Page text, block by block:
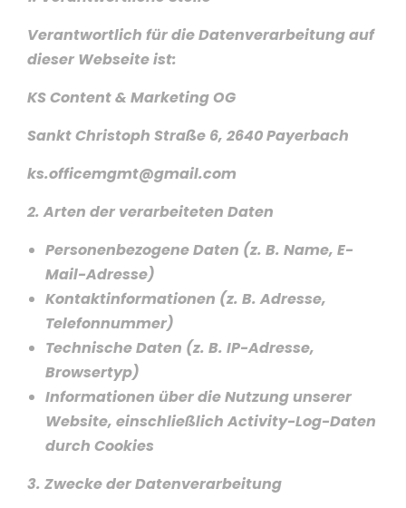
Verantwortlich für die Datenverarbeitung auf
dieser Webseite ist:
KS Content & Marketing OG
Sankt Christoph Straße 6, 2640 Payerbach
ks.officemgmt@gmail.com
2. Arten der verarbeiteten Daten
Personenbezogene Daten (z. B. Name, E-
Mail-Adresse)
Kontaktinformationen (z. B. Adresse,
Telefonnummer)
Technische Daten (z. B. IP-Adresse,
Browsertyp)
Informationen über die Nutzung unserer
Website, einschließlich Activity-Log-Daten
durch Cookies
3. Zwecke der Datenverarbeitung